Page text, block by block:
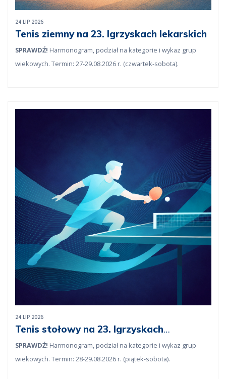
24 LIP 2026
Tenis ziemny na 23. Igrzyskach lekarskich
SPRAWDŹ! Harmonogram, podział na kategorie i wykaz grup
wiekowych. Termin: 27-29.08.2026 r. (czwartek-sobota).
24 LIP 2026
Tenis stołowy na 23. Igrzyskach
lekarskich
SPRAWDŹ! Harmonogram, podział na kategorie i wykaz grup
wiekowych. Termin: 28-29.08.2026 r. (piątek-sobota).